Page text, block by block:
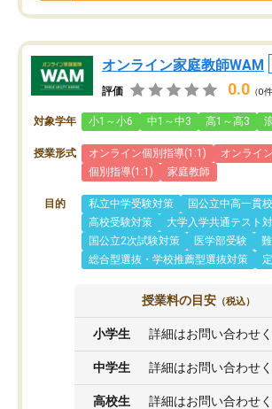
オンライン家庭教師WAM
評価 0.0 （0件
対象学年 小1～小6 中1～中3 高1～高3
授業形式 オンライン個別指導(1:1)
オンライ
個別指導(1:1)
家庭教師
目的 私立中学受験対策
国公立中高一貫
高校受験対策
大学入学共通テスト
国公立2次試験対策
医学部受験
総合型選抜・学校推薦型選抜対策
授業料の目安 （税込）
小学生 詳細はお問い合わせ
中学生 詳細はお問い合わせ
高校生 詳細はお問い合わせ